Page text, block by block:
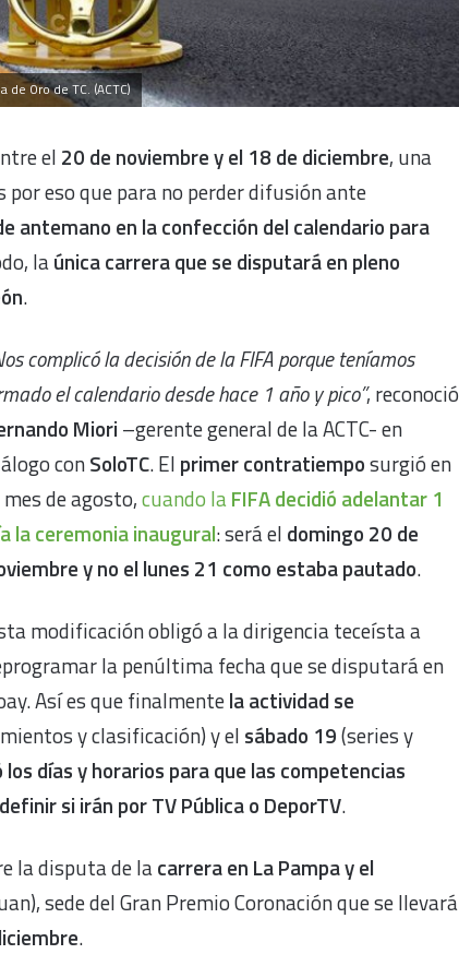
Oro de TC. (ACTC)
el 20 de noviembre y el 18 de diciembre, una
eso que para no perder difusión ante
antemano en la confección del calendario para
laúnica carrera que se disputará en pleno
.
complicó la decisión de la FIFA porque teníamos
el calendario desde hace 1 año y pico”, reconoció
Miori –gerente general de la ACTC- en
conSoloTC. El primer contratiemposurgió en
de agosto,cuando laFIFA decidió adelantar 1
la ceremonia inaugural: será el domingo 20 de
y no el lunes 21 como estaba pautado.
modificación obligó a la dirigencia teceísta a
la penúltima fecha que se disputará en
Así es que finalmentela actividad se
y clasificación) y el sábado 19(series y
los días y horarios para que las competencias
si irán por TV Pública o DeporTV.
la disputa de lacarrera en La Pampa y el
sede del Gran Premio Coronación que se llevará
.